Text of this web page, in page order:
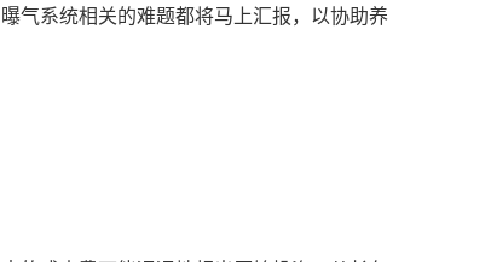
气系统相关的难题都将马上汇报，以协助养